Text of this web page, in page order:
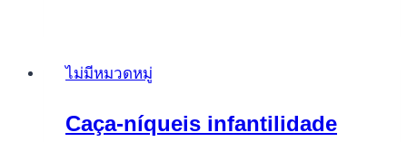
River
Roofers
ไม่มีหมวดหมู่
Caça-níqueis infantilidade